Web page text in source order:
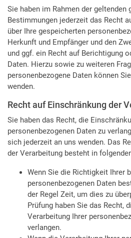
Sie haben im Rahmen der geltenden
Bestimmungen jederzeit das Recht
über Ihre gespeicherten
Herkunft und Empfänger und den
und ggf. ein Recht auf Berichtigung
Daten. Hierzu sowie zu weiteren
personenbezogene Daten können
wenden.
Recht auf Einschränkung der
Sie haben das Recht, die
personenbezogenen Daten zu
sich jederzeit an uns wenden. Das
der Verarbeitung besteht in
Wenn Sie die Richtigkeit Ihrer
personenbezogenen Daten
der Regel Zeit, um dies zu
Prüfung haben Sie das Recht,
Verarbeitung Ihrer
verlangen.